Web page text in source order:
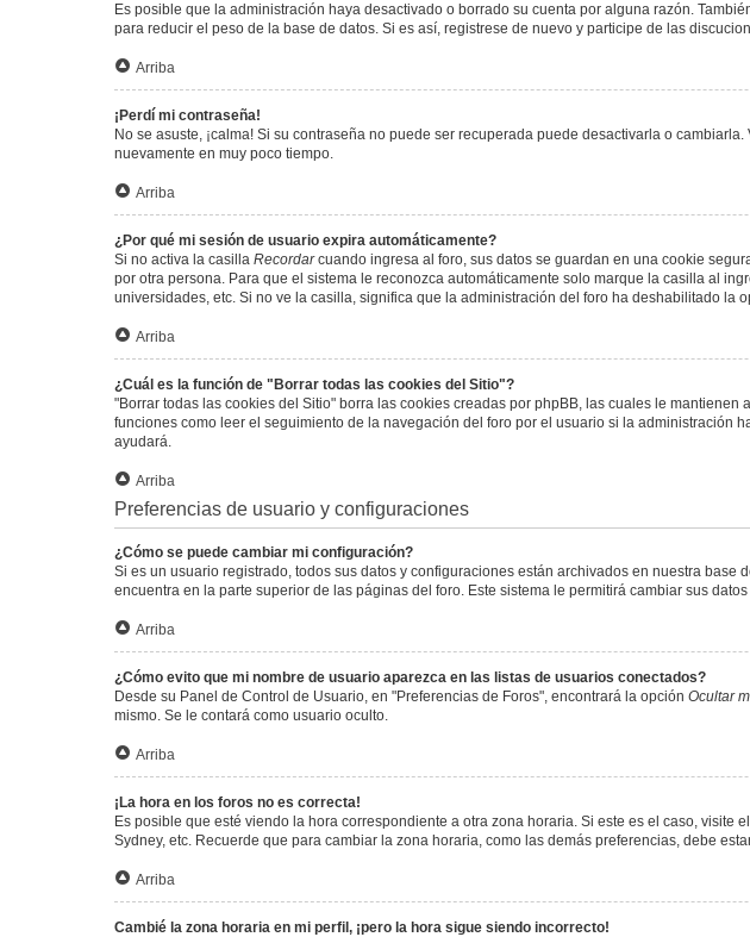
Es posible que la administración haya desactivado o borrado su cuenta por alguna razón.
para reducir el peso de la base de datos. Si es así, registrese de nuevo y participe de las
Arriba
¡Perdí mi contraseña!
No se asuste, ¡calma! Si su contraseña no puede ser recuperada puede desactivarla o
nuevamente en muy poco tiempo.
Arriba
¿Por qué mi sesión de usuario expira automáticamente?
Si no activa la casilla Recordarcuando ingresa al foro, sus datos se guardan en una cookie
por otra persona. Para que el sistema le reconozca automáticamente solo marque la casilla al
universidades, etc. Si no ve la casilla, significa que la administración del foro ha deshabilitado la
Arriba
¿Cuál es la función de "Borrar todas las cookies del Sitio"?
"Borrar todas las cookies del Sitio" borra las cookies creadas por phpBB, las cuales le
funciones como leer el seguimiento de la navegación del foro por el usuario si la administración
ayudará.
Arriba
Preferencias de usuario y configuraciones
¿Cómo se puede cambiar mi configuración?
Si es un usuario registrado, todos sus datos y configuraciones están archivados en nuestra
encuentra en la parte superior de las páginas del foro. Este sistema le permitirá cambiar sus
Arriba
¿Cómo evito que mi nombre de usuario aparezca en las listas de usuarios conectados?
Desde su Panel de Control de Usuario, en "Preferencias de Foros", encontrará la opción Ocultar
mismo. Se le contará como usuario oculto.
Arriba
¡La hora en los foros no es correcta!
Es posible que esté viendo la hora correspondiente a otra zona horaria. Si este es el caso,
Sydney, etc. Recuerde que para cambiar la zona horaria, como las demás preferencias, debe
Arriba
Cambié la zona horaria en mi perfil, ¡pero la hora sigue siendo incorrecto!